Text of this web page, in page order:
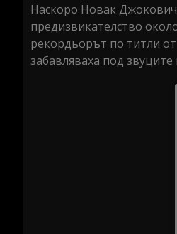
Наскоро Новак Джокович
предизвикателство
рекордьорът по титли
забавляваха под звуците